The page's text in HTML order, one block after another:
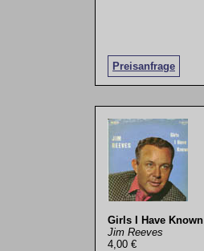
Preisanfrage
Girls I Have Known
Jim Reeves
4,00 €